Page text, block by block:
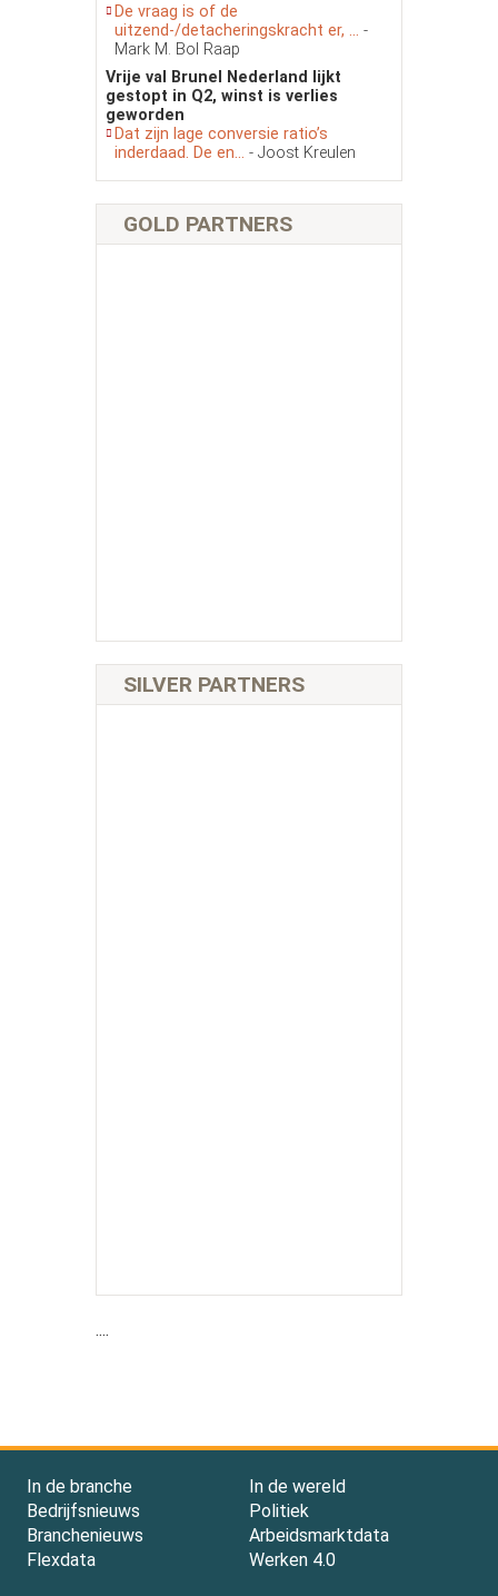
De vraag is of de
uitzend-/detacheringskracht er, ... -
Mark M. Bol Raap
Vrije val Brunel Nederland lijkt
gestopt in Q2, winst is verlies
geworden
Dat zijn lage conversie ratio’s
inderdaad. De en... - Joost Kreulen
GOLD PARTNERS
SILVER PARTNERS
....
In de branche
Bedrijfsnieuws
Branchenieuws
Flexdata
In de wereld
Politiek
Arbeidsmarktdata
Werken 4.0